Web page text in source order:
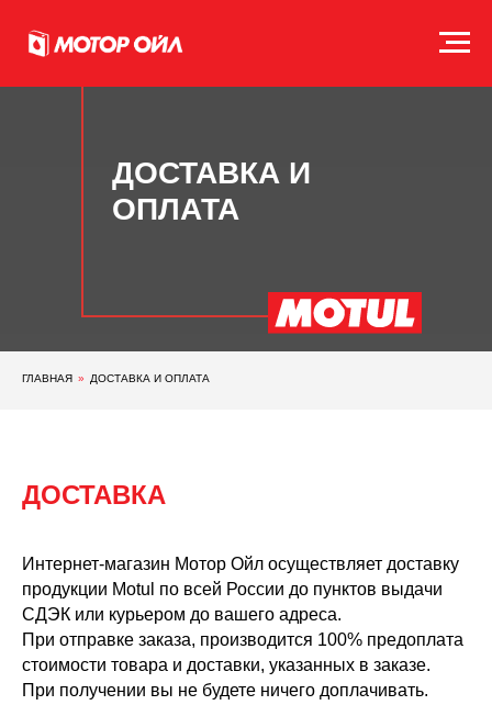
ДОСТАВКА И
ОПЛАТА
ГЛАВНАЯ » ДОСТАВКА И ОПЛАТА
ДОСТАВКА
Интернет-магазин Мотор Ойл осуществляет доставку
продукции Motul по всей России до пунктов выдачи
СДЭК или курьером до вашего адреса.
При отправке заказа, производится 100% предоплата
стоимости товара и доставки, указанных в заказе.
При получении вы не будете ничего доплачивать.